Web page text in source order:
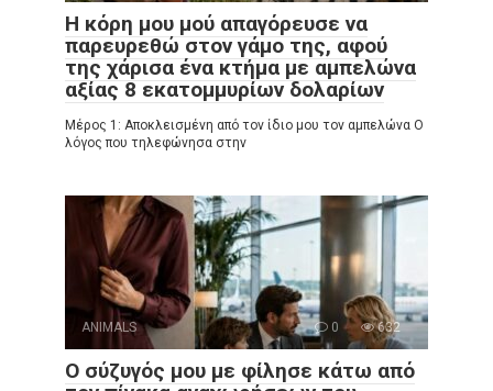
Η κόρη μου μού απαγόρευσε να
παρευρεθώ στον γάμο της, αφού
της χάρισα ένα κτήμα με αμπελώνα
αξίας 8 εκατομμυρίων δολαρίων
Μέρος 1: Αποκλεισμένη από τον ίδιο μου τον αμπελώνα Ο
λόγος που τηλεφώνησα στην
ANIMALS 0 632
Ο σύζυγός μου με φίλησε κάτω από